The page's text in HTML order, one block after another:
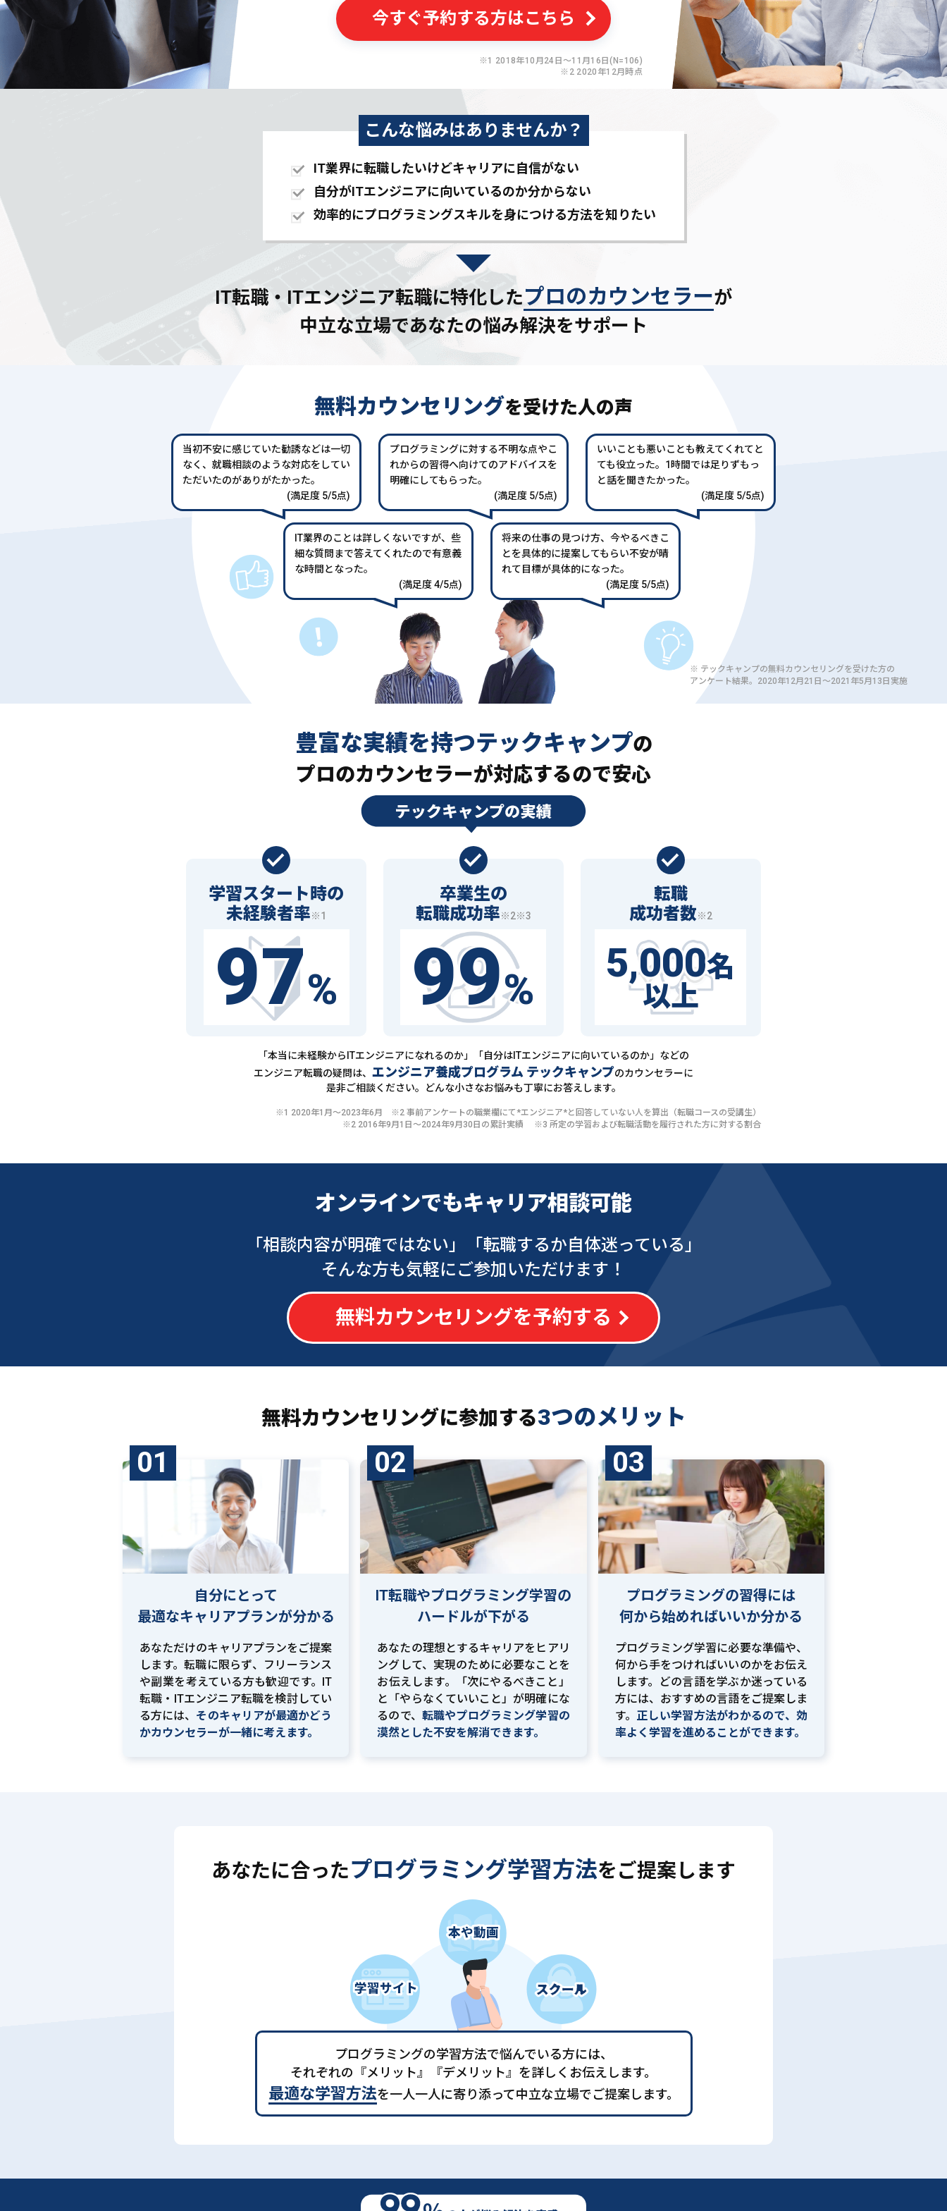
今すぐ予約する方はこちら
※1 2018年10月24日〜11月16日(N=106)
※2 2020年12月時点
こんな悩みはありませんか？
IT業界に転職したいけどキャリアに自信がない
自分がITエンジニアに向いているのか分からない
効率的にプログラミングスキルを身につける方法を知りたい
IT転職・ITエンジニア転職に特化したプロのカウンセラーが
中立な立場であなたの悩み解決をサポート
無料カウンセリングを受けた人の声
当初不安に感じていた勧誘などは一切
なく、就職相談のような対応をしてい
ただいたのがありがたかった。
(満足度 5/5点)
プログラミングに対する不明な点やこ
れからの習得へ向けてのアドバイスを
明確にしてもらった。
(満足度 5/5点)
いいことも悪いことも教えてくれてと
ても役立った。1時間では足りずもっ
と話を聞きたかった。
(満足度 5/5点)
IT業界のことは詳しくないですが、些
細な質問まで答えてくれたので有意義
な時間となった。
(満足度 4/5点)
将来の仕事の見つけ方、今やるべきこ
とを具体的に提案してもらい不安が晴
れて目標が具体的になった。
(満足度 5/5点)
※ テックキャンプの無料カウンセリングを受けた方の
アンケート結果。2020年12月21日〜2021年5月13日実施
豊富な実績を持つテックキャンプの
プロのカウンセラーが対応するので安心
学習スタート時の
未経験者率※1
97%
卒業生の
転職成功率※2※3
99%
転職
成功者数※2
5,000名
以上
「本当に未経験からITエンジニアになれるのか」「自分はITエンジニアに向いているのか」などの
エンジニア転職の疑問は、 エンジニア養成プログラム テックキャンプのカウンセラーに
是非ご相談ください。どんな小さなお悩みも丁寧にお答えします。
※1 2020年1月〜2023年6月 ※2 事前アンケートの職業欄にて*エンジニア*と回答していない人を算出（転職コースの受講生）
※2 2016年9月1日〜2024年9月30日の累計実績 ※3 所定の学習および転職活動を履行された方に対する割合
オンラインでもキャリア相談可能
「相談内容が明確ではない」
「転職するか自体迷っている」
そんな方も気軽にご参加いただけます！
無料カウンセリングを予約する
無料カウンセリングに参加する3つのメリット
01
自分にとって
最適なキャリアプランが分かる
あなただけのキャリアプランをご提案
します。転職に限らず、フリーランス
や副業を考えている方も歓迎です。IT
転職・ITエンジニア転職を検討してい
る方には、 そのキャリアが最適かどう
かカウンセラーが一緒に考えます。
02
IT転職やプログラミング学習の
ハードルが下がる
あなたの理想とするキャリアをヒアリ
ングして、実現のために必要なことを
お伝えします。「次にやるべきこと」
と「やらなくていいこと」が明確にな
るので、 転職やプログラミング学習の
漠然とした不安を解消できます。
03
プログラミングの習得には
何から始めればいいか分かる
プログラミング学習に必要な準備や、
何から手をつければいいのかをお伝え
します。どの言語を学ぶか迷っている
方には、おすすめの言語をご提案しま
す。 正しい学習方法がわかるので、効
率よく学習を進めることができます。
あなたに合ったプログラミング学習方法をご提案します
プログラミングの学習方法で悩んでいる方には、
それぞれの『メリット』『デメリット』を詳しくお伝えします。
最適な学習方法を一人一人に寄り添って中立な立場でご提案します。